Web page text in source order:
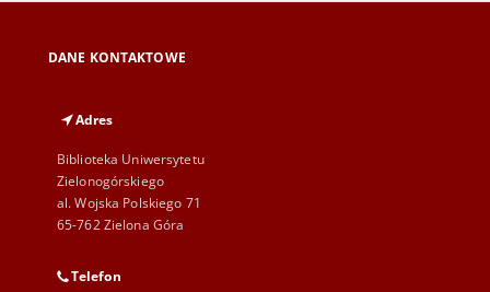
DANE KONTAKTOWE
Adres
Biblioteka Uniwersytetu
Zielonogórskiego
al. Wojska Polskiego 71
65-762 Zielona Góra
Telefon